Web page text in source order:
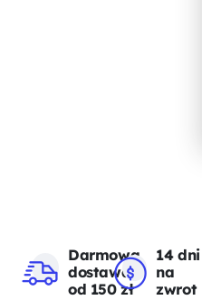
Darmowa
dostawa
od 150 zł
14 dni
na
zwrot